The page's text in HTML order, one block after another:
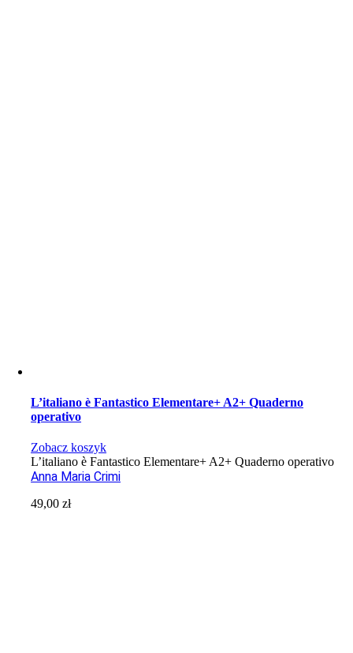
L’italiano è Fantastico Elementare+ A2+ Quaderno
operativo
Zobacz koszyk
L’italiano è Fantastico Elementare+ A2+ Quaderno operativo
Anna Maria Crimi
49,00zł